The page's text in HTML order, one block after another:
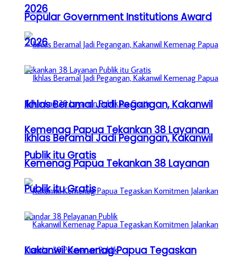
2026
Ikhlas Beramal Jadi Pegangan, Kakanwil
Kemenag Papua Tekankan 38 Layanan
Publik itu Gratis
Kakanwil Kemenag Papua Tegaskan
Popular Government Institutions Award
2026
Ikhlas Beramal Jadi Pegangan, Kakanwil
Kemenag Papua Tekankan 38 Layanan
Publik itu Gratis